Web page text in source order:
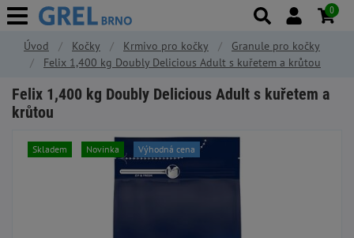
Úvod Kočky Krmivo pro kočky
Granule pro kočky
Felix 1,400 kg Doubly Delicious Adult s kuřetem a krůtou
Felix 1,400 kg Doubly Delicious Adult s kuřetem a
krůtou
Skladem Novinka Výhodná cena
0